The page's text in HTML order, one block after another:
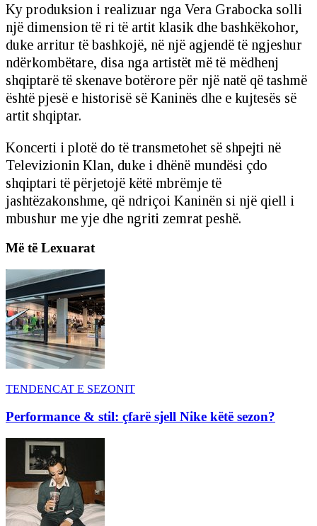
Ky produksion i realizuar nga Vera Grabocka solli
një dimension të ri të artit klasik dhe bashkëkohor,
duke arritur të bashkojë, në një agjendë të ngjeshur
ndërkombëtare, disa nga artistët më të mëdhenj
shqiptarë të skenave botërore për një natë që tashmë
është pjesë e historisë së Kaninës dhe e kujtesës së
artit shqiptar.
Koncerti i plotë do të transmetohet së shpejti në
Televizionin Klan, duke i dhënë mundësi çdo
shqiptari të përjetojë këtë mbrëmje të
jashtëzakonshme, që ndriçoi Kaninën si një qiell i
mbushur me yje dhe ngriti zemrat peshë.
Më të Lexuarat
TENDENCAT E SEZONIT
Performance & stil: çfarë sjell Nike këtë sezon?